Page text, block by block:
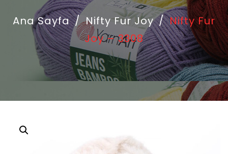
Ana Sayfa / Nifty Fur Joy / Nifty Fur
Joy – 3308